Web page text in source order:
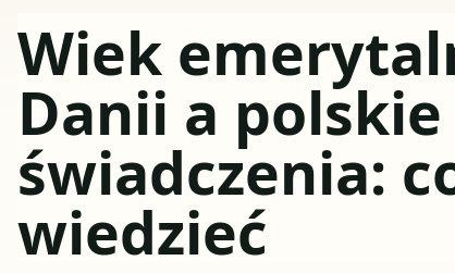
Wiek
Danii a polskie
świadczenia:
wiedzieć